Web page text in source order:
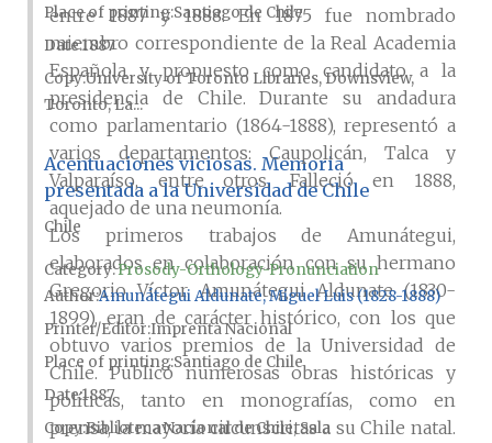
entre 1887 y 1888. En 1875 fue nombrado
miembro correspondiente de la Real Academia
Española y propuesto como candidato a la
presidencia de Chile. Durante su andadura
como parlamentario (1864-1888), representó a
varios departamentos: Caupolicán, Talca y
Valparaíso, entre otros. Falleció en 1888,
aquejado de una neumonía.
Los primeros trabajos de Amunátegui,
elaborados en colaboración con su hermano
Gregorio Víctor Amunátegui Aldunate (1830-
1899), eran de carácter histórico, con los que
obtuvo varios premios de la Universidad de
Chile. Publicó numerosas obras históricas y
políticas, tanto en monografías, como en
prensa, la mayoría circunscritas a su Chile natal.
Place of printingSantiago de Chile
Date1887
CopyUniversity of Toronto Libraries, Downsview,
Toronto, La...
Acentuaciones viciosas. Memoria
presentada a la Universidad de Chile
Chile
Category:Prosody-Orthology-Pronunciation
AuthorAmunátegui Aldunate, Miguel Luis (1828-1888)
Printer/Editor Imprenta Nacional
Place of printingSantiago de Chile
Date1887
CopyBiblioteca Nacional de Chile, Sala